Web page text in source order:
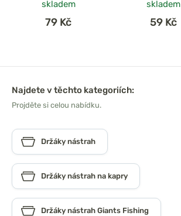
skladem
79 Kč
skladem
59 Kč
Najdete v těchto kategoriích:
Projděte si celou nabídku.
Držáky nástrah
Držáky nástrah na kapry
Držáky nástrah Giants Fishing